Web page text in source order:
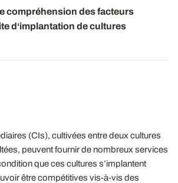
compréhension des facteurs
d‘implantation de cultures
(CIs), cultivées entre deux cultures
peuvent fournir de nombreux services
que ces cultures s’implantent
être compétitives vis-à-vis des